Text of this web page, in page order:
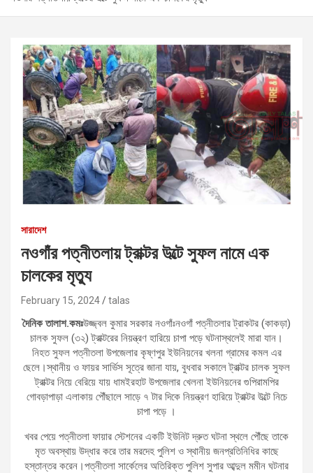
সারাদেশ
নওগাঁর পত্নীতলায় ট্রাক্টর উল্টে সুফল নামে এক
চালকের মৃত্যু
February 15, 2024 talas
দৈনিক তালাশ.কমঃউজ্জ্বল কুমার সরকার নওগাঁঃনওগাঁ পত্নীতলার ট্রাকটর (কাকড়া)
চালক সুফল (৩২) ট্রাক্টরের নিয়ন্ত্রণ হারিয়ে চাপা পড়ে ঘটনাস্থলেই মারা যান।
নিহত সুফল পত্নীতলা উপজেলার কৃষ্ণপুর ইউনিয়নের খলনা গ্রামের কমল এর
ছেলে।স্থানীয় ও ফায়র সার্ভিস সূত্রে জানা যায়, বুধবার সকালে ট্রাক্টর চালক সুফল
ট্রাক্টর নিয়ে বেরিয়ে যায় ধামইরহাট উপজেলার খেলনা ইউনিয়নের গুপিরামপির
গোবড়াপাড়া এলাকায় পৌঁছালে সাড়ে ৭ টার দিকে নিয়ন্ত্রণ হারিয়ে ট্রাক্টর উল্টে নিচে
চাপা পড়ে ।
খবর পেয়ে পত্নীতলা ফায়ার স্টেশনের একটি ইউনিট দ্রুত ঘটনা স্থলে পৌঁছে তাকে
মৃত অবস্থায় উদ্ধার করে তার মরদেহ পুলিশ ও স্থানীয় জনপ্রতিনিধির কাছে
হস্তান্তর করেন।পত্নীতলা সার্কেলের অতিরিক্ত পুলিশ সুপার আব্দুল মমীন ঘটনার